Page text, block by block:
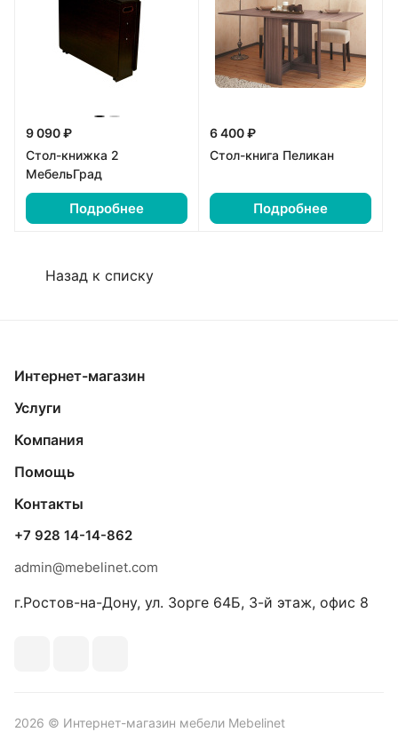
9 090 ₽
Стол-книжка 2
МебельГрад
Подробнее
6 400 ₽
Стол-книга Пеликан
Подробнее
Назад к списку
Интернет-магазин
Услуги
Компания
Помощь
Контакты
+7 928 14-14-862
admin@mebelinet.com
г.Ростов-на-Дону, ул. Зорге 64Б, 3-й этаж, офис 8
2026 © Интернет-магазин мебели Mebelinet